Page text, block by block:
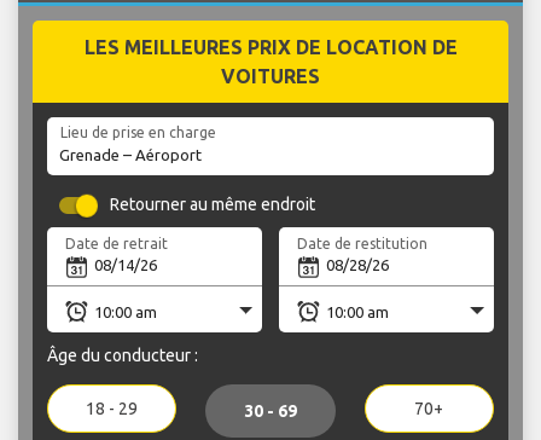
LES MEILLEURES PRIX DE LOCATION DE
VOITURES
Lieu de prise en charge
Retourner au même endroit
Date de retrait Date de restitution
Âge du conducteur :
18 - 29 30 - 69 70+